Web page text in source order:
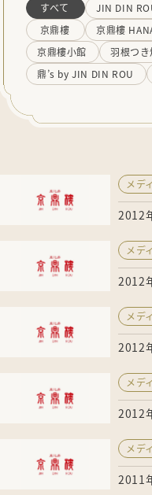
すべて
JIN DIN
京鼎樓
京鼎樓
京鼎樓小館
羽根つき
鼎’s by JIN DIN ROU
メデ
2012
メデ
2012
メデ
2012
メデ
2012
メデ
2011